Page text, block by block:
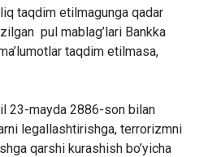
taqdim etilmagunga qadar
pul mablag’lari Bankka
taqdim etilmasa,
23-mayda 2886-son bilan
legallashtirishga, terrorizmni
qarshi kurashish bo’yicha